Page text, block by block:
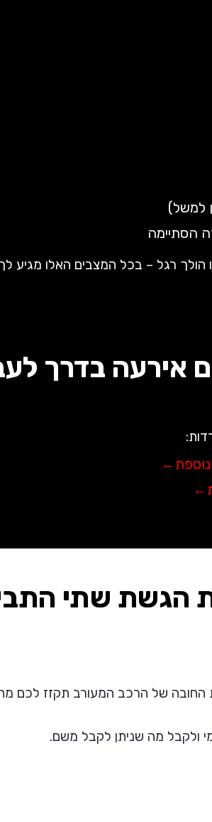
למשל)
הסתיימה
רגל – בכל המצבים האלו מגיע לך
אירעה בדרך
הגשת שתי
של הרכב המעורב תקזז לכם
ולקבל מה שניתן לקבל משם.